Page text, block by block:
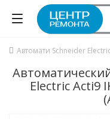
Автомати Schneider Electric
Electric Acti9